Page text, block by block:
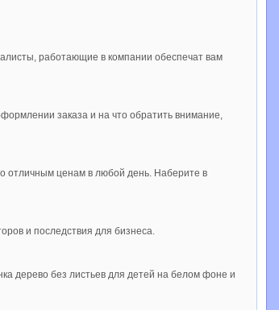
работающие в компании обеспечат вам
заказа и на что обратить внимание,
отличным ценам в любой день. Наберите в
и последствия для бизнеса.
дерево без листьев для детей на белом фоне и